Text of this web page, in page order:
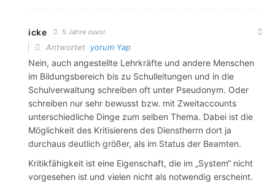
icke 5 Jahre zuvor
Antwortet yorum Yap
Nein, auch angestellte Lehrkräfte und andere Menschen
im Bildungsbereich bis zu Schulleitungen und in die
Schulverwaltung schreiben oft unter Pseudonym. Oder
schreiben nur sehr bewusst bzw. mit Zweitaccounts
unterschiedliche Dinge zum selben Thema. Dabei ist die
Möglichkeit des Kritisierens des Dienstherrn dort ja
durchaus deutlich größer, als im Status der Beamten.
Kritikfähigkeit ist eine Eigenschaft, die im „System“ nicht
vorgesehen ist und vielen nicht als notwendig erscheint.